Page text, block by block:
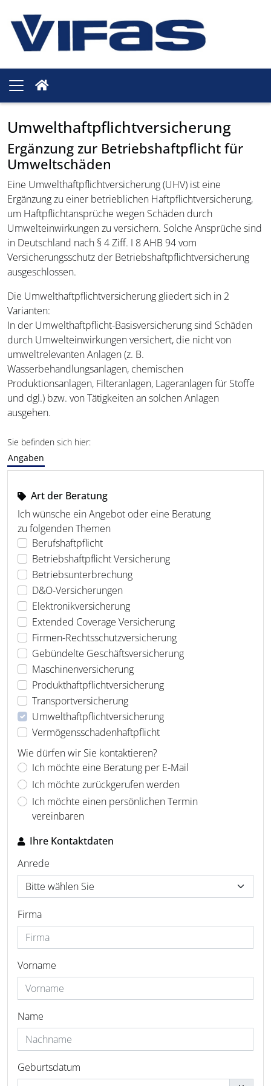
Umwelthaftpflichtversicherung
Ergänzung zur Betriebshaftpflicht für
Umweltschäden
Eine Umwelthaftpflichtversicherung (UHV) ist eine
Ergänzung zu einer betrieblichen Haftpflichtversicherung,
um Haftpflichtansprüche wegen Schäden durch
Umwelteinwirkungen zu versichern. Solche Ansprüche sind
in Deutschland nach § 4 Ziff. I 8 AHB 94 vom
Versicherungsschutz der Betriebshaftpflichtversicherung
ausgeschlossen.
Die Umwelthaftpflichtversicherung gliedert sich in 2
Varianten:
In der Umwelthaftpflicht-Basisversicherung sind Schäden
durch Umwelteinwirkungen versichert, die nicht von
umweltrelevanten Anlagen (z. B.
Wasserbehandlungsanlagen, chemischen
Produktionsanlagen, Filteranlagen, Lageranlagen für Stoffe
und dgl.) bzw. von Tätigkeiten an solchen Anlagen
ausgehen.
Sie befinden sich hier:
Angaben
Art der Beratung
Ich wünsche ein Angebot oder eine Beratung
zu folgenden Themen
Berufshaftpflicht
Betriebshaftpflicht Versicherung
Betriebsunterbrechung
D&O-Versicherungen
Elektronikversicherung
Extended Coverage Versicherung
Firmen-Rechtsschutzversicherung
Gebündelte Geschäftsversicherung
Maschinenversicherung
Produkthaftpflichtversicherung
Transportversicherung
Umwelthaftpflichtversicherung
Vermögensschadenhaftpflicht
Wie dürfen wir Sie kontaktieren?
Ich möchte eine Beratung per E-Mail
Ich möchte zurückgerufen werden
Ich möchte einen persönlichen Termin
vereinbaren
Ihre Kontaktdaten
Anrede
Firma
Vorname
Name
Geburtsdatum